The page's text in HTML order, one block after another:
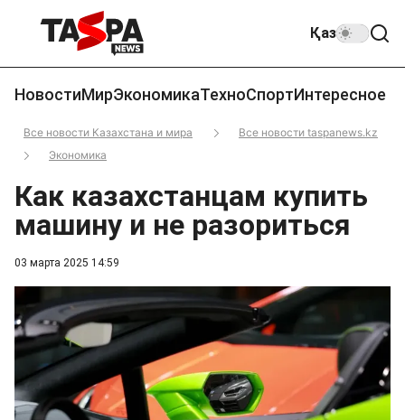
Қаз
НовостиМирЭкономикаТехноСпортИнтересное
Все новости Казахстана и мира
Все новости taspanews.kz
Экономика
03 марта 2025 14:59
Как казахстанцам купить
машину и не разориться